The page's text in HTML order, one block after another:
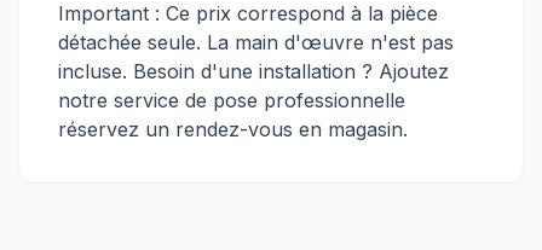
Important : Ce prix correspond à la pièce
détachée seule. La main d'œuvre n'est pas
incluse. Besoin d'une installation ? Ajoutez
notre service de pose professionnelle
réservez un rendez-vous en magasin.